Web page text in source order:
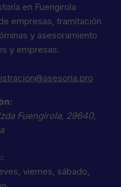
en Fuengirola
empresas, tramitación
y asesoramiento
y empresas.
Fuengirola, 29640,
viernes, sábado,